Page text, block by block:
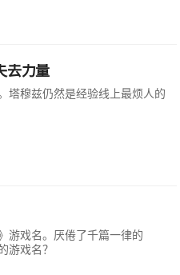
去力量
塔穆兹仍然是经验线上最烦人的
游戏名。厌倦了千篇一律的
游戏名？